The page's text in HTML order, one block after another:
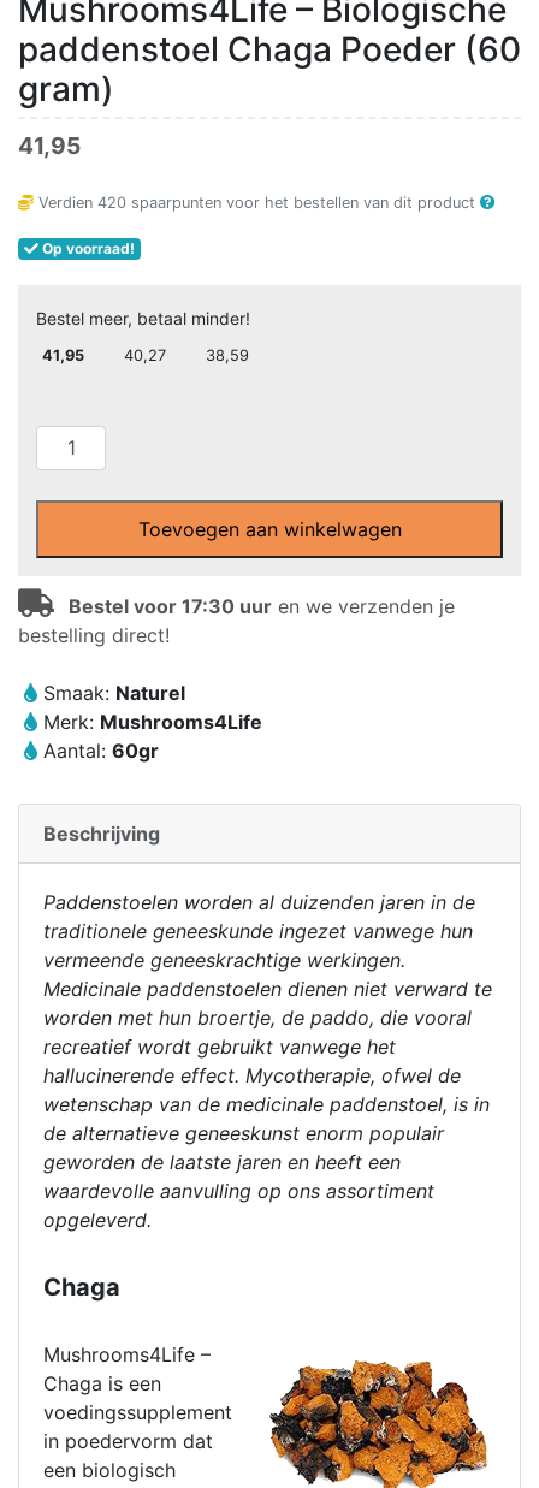
Mushrooms4Life – Biologische
paddenstoel Chaga Poeder (60
gram)
41,95
Verdien 420 spaarpunten voor het bestellen van dit product
Op voorraad!
Bestel meer, betaal minder!
41,95 40,27 38,59
Mushrooms4Life
–
Biologische
paddenstoel
Chaga
Poeder
(60
gram)
Toevoegen aan winkelwagen
Bestel voor 17:30 uur en we verzenden je
bestelling direct!
Smaak: Naturel
Merk: Mushrooms4Life
Aantal: 60gr
Beschrijving
Paddenstoelen worden al duizenden jaren in de
traditionele geneeskunde ingezet vanwege hun
vermeende geneeskrachtige werkingen.
Medicinale paddenstoelen dienen niet verward te
worden met hun broertje, de paddo, die vooral
recreatief wordt gebruikt vanwege het
hallucinerende effect. Mycotherapie, ofwel de
wetenschap van de medicinale paddenstoel, is in
de alternatieve geneeskunst enorm populair
geworden de laatste jaren en heeft een
waardevolle aanvulling op ons assortiment
opgeleverd.
Chaga
Mushrooms4Life –
Chaga is een
voedingssupplement
in poedervorm dat
een biologisch